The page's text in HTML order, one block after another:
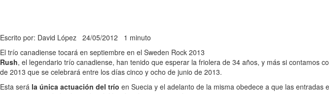
Escrito por: David López 24/05/2012 1 minuto
El trío canadiense tocará en septiembre en el Sweden Rock 2013
Rush, el legendario trío canadiense, han tenido que esperar la friolera de 34 años, y más si contamos
de 2013 que se celebrará entre los días cinco y ocho de junio de 2013.
Esta será la única actuación del trío en Suecia y el adelanto de la misma obedece a que las